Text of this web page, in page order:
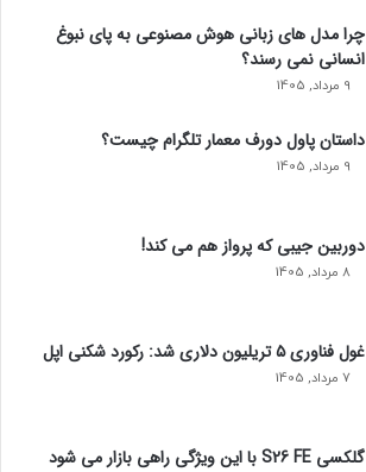
چرا مدل‌ های زبانی هوش مصنوعی به پای نبوغ
انسانی نمی‌ رسند؟
9 مرداد, 1405
داستان پاول دورف معمار تلگرام چیست؟
9 مرداد, 1405
دوربین جیبی که پرواز هم می‌ کند!
8 مرداد, 1405
غول فناوری ۵ تریلیون دلاری شد: رکورد شکنی اپل
7 مرداد, 1405
گلکسی S26 FE با این ویژگی راهی بازار می شود